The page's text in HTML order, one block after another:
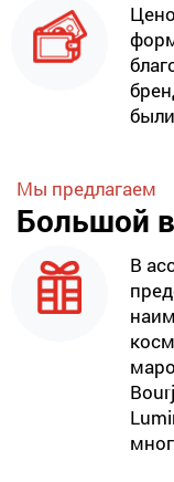
Мы предлагаем
Большой
В